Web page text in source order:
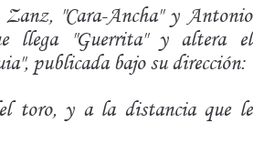
"Cara-Ancha" y Antonio
llega "Guerrita" y altera el
publicada bajo su dirección:
toro, y a la distancia que le